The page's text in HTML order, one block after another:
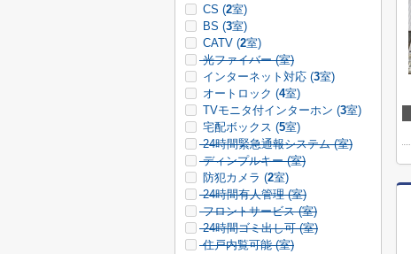
CS (2室)
BS (3室)
CATV (2室)
光ファイバー (室)
インターネット対応 (3室)
オートロック (4室)
TVモニタ付インターホン (3室)
宅配ボックス (5室)
24時間緊急通報システム (室)
ディンプルキー (室)
防犯カメラ (2室)
24時間有人管理 (室)
フロントサービス (室)
24時間ゴミ出し可 (室)
住戸内覧可能 (室)